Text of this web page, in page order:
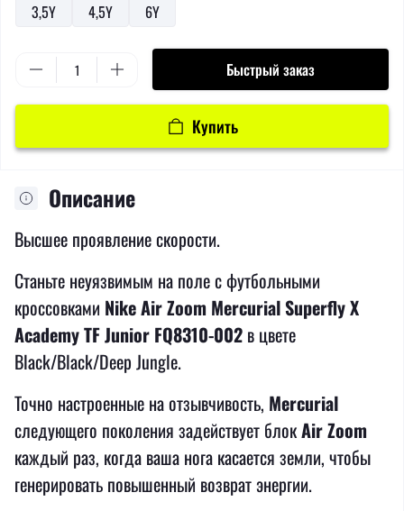
3,5Y 4,5Y 6Y
Быстрый заказ
Купить
Описание
Высшее проявление скорости.
Станьте неуязвимым на поле с футбольными
кроссовками Nike Air Zoom Mercurial Superfly X
Academy TF Junior FQ8310-002 в цвете
Black/Black/Deep Jungle.
Точно настроенные на отзывчивость, Mercurial
следующего поколения задействует блокAir Zoom
каждый раз, когда ваша нога касается земли, чтобы
генерировать повышенный возврат энергии.